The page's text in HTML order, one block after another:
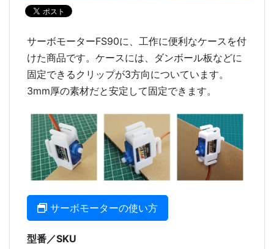
サーボモーターFS90に、工作に便利なケースを付
けた商品です。ケースには、ダンボール板などに
固定できるクリップが3方向についています。
3mm厚の素材だと安定して固定できます。
サーボモーターの使い方
型番／SKU